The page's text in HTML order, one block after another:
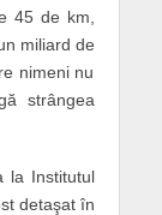
45 de km,
miliard de
nimeni nu
strângea
la Institutul
detaşat în